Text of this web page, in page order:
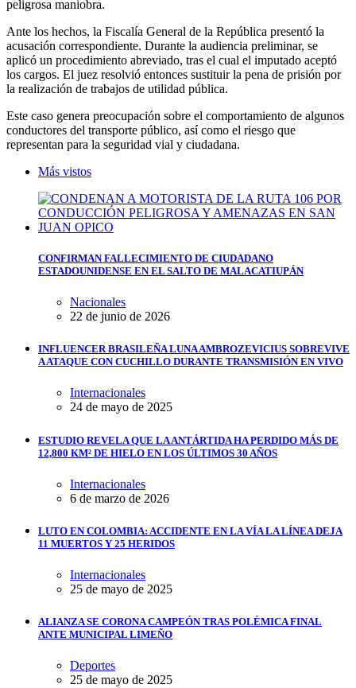
peligrosa maniobra.
Ante los hechos, la Fiscalía General de la República presentó la
acusación correspondiente. Durante la audiencia preliminar, se
aplicó un procedimiento abreviado, tras el cual el imputado aceptó
los cargos. El juez resolvió entonces sustituir la pena de prisión por
la realización de trabajos de utilidad pública.
Este caso genera preocupación sobre el comportamiento de algunos
conductores del transporte público, así como el riesgo que
representan para la seguridad vial y ciudadana.
Más vistos
CONFIRMAN FALLECIMIENTO DE CIUDADANO
ESTADOUNIDENSE EN EL SALTO DE MALACATIUPÁN
Nacionales
22 de junio de 2026
INFLUENCER BRASILEÑA LUNA AMBROZEVICIUS SOBREVIVE
A ATAQUE CON CUCHILLO DURANTE TRANSMISIÓN EN VIVO
Internacionales
24 de mayo de 2025
ESTUDIO REVELA QUE LA ANTÁRTIDA HA PERDIDO MÁS DE
12,800 KM² DE HIELO EN LOS ÚLTIMOS 30 AÑOS
Internacionales
6 de marzo de 2026
LUTO EN COLOMBIA: ACCIDENTE EN LA VÍA LA LÍNEA DEJA
11 MUERTOS Y 25 HERIDOS
Internacionales
25 de mayo de 2025
ALIANZA SE CORONA CAMPEÓN TRAS POLÉMICA FINAL
ANTE MUNICIPAL LIMEÑO
Deportes
25 de mayo de 2025